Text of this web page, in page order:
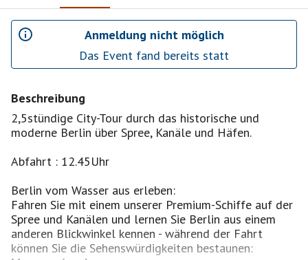
Anmeldung nicht möglich
Das Event fand bereits statt
Beschreibung
2,5stündige City-Tour durch das historische und
moderne Berlin über Spree, Kanäle und Häfen.
Abfahrt : 12.45Uhr
Berlin vom Wasser aus erleben:
Fahren Sie mit einem unserer Premium-Schiffe auf der
Spree und Kanälen und lernen Sie Berlin aus einem
anderen Blickwinkel kennen - während der Fahrt